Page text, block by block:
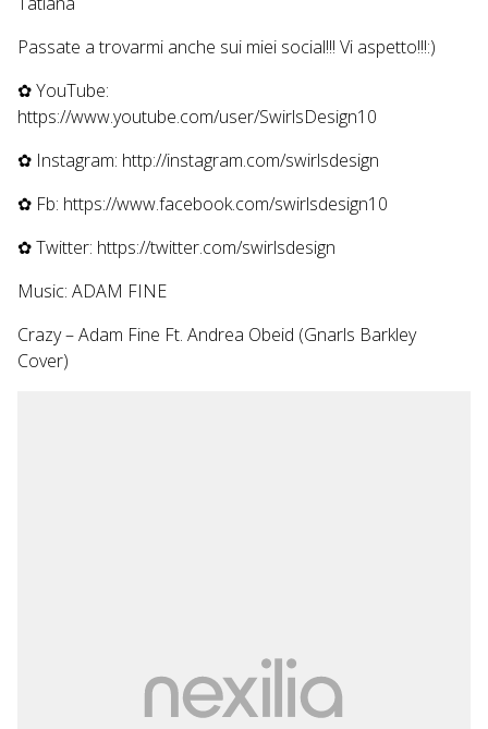
Passate a trovarmi anche sui miei social!!! Vi aspetto!!!:)
✿ YouTube:
https://www.youtube.com/user/SwirlsDesign10
✿ Instagram: http://instagram.com/swirlsdesign
✿ Fb: https://www.facebook.com/swirlsdesign10
✿ Twitter: https://twitter.com/swirlsdesign
Music: ADAM FINE
Crazy – Adam Fine Ft. Andrea Obeid (Gnarls Barkley
Cover)